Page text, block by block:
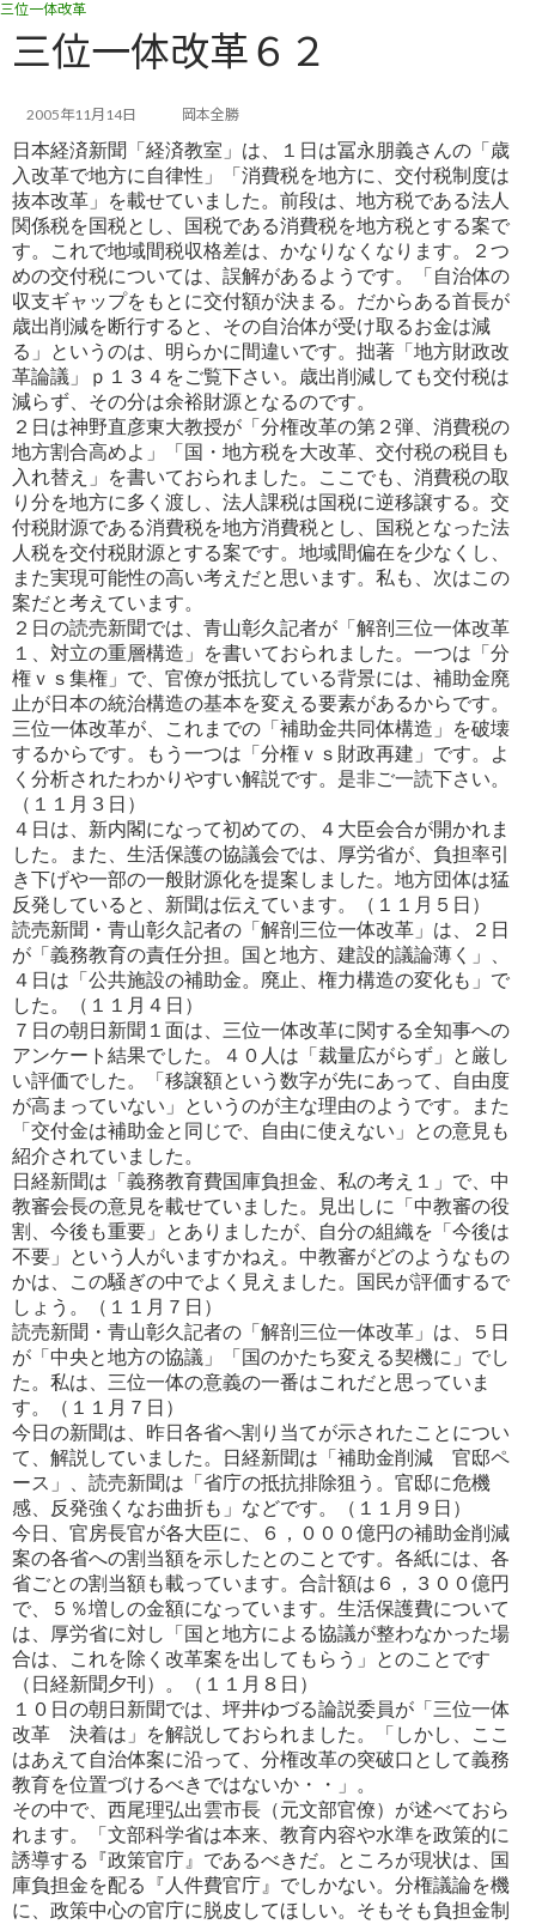
コ
テ
ス
キ
ッ
プ
ナ
ゲ
ン
に
移
動
三位一体改革
三位一体改革６２
2005年11月14日 岡本全勝
日本経済新聞「経済教室」は、１日は冨永朋義さんの「歳
入改革で地方に自律性」「消費税を地方に、交付税制度は
抜本改革」を載せていました。前段は、地方税である法人
関係税を国税とし、国税である消費税を地方税とする案で
す。
これで地域間税収格差は、かなりなくなります。２つ
めの交付税については、誤解があるようです。「自治体の
収支ギャ ップをもとに交付額が決まる。だからある首長が
歳出削減を断行すると、その自治体が受け取るお金は減
る」というのは、明らかに間違いです。拙著「地方財政改
革論議」ｐ１３４をご覧下さい。歳出削減しても交付税は
減らず、その分は余裕財源となるのです。
２日は神野直彦東大教授が「分権改革の第２弾、消費税の
地方割合高めよ」「国・地方税を大改革、交付税の税目も
入れ替え」を書いておられました。ここでも、消費税の取
り分を地方に多く渡し、法人課税は国税に逆移譲する。交
付税財源である消費税を地方消費税とし、国税となった法
人税を交付税財源とする案です。地域間偏在を少なくし、
また実現可能性の高い考えだと思います。私も、次はこの
案だと考えています。
２日の読売新聞では、青山彰久記者が「解剖三位一体改革
１、対立の重層構造」を書いておられました。一つは「分
権 ｖｓ集権」で、官僚が抵抗している背景には、補助金廃
止が日本の統治構造の基本を変える要素があるからです。
三位一体改革が、これまでの「補助金共同体構造」を破壊
するからです。もう一つは「分権ｖｓ財政再建」です。よ
く分析されたわかりやすい解説です。是非ご一読下さい。
（１１月３日）
４日は、新内閣になって初めての、４大臣会合が開かれま
した。また、生活保護の協議会では、厚労省が、負担率引
き下げや一部の一般財源化を提案しました。地方団体は猛
反発していると、新聞は伝えています。（１１月５日）
読売新聞・青山彰久記者の「解剖三位一体改革」は、２日
が「義務教育の責任分担。国と地方、建設的議論薄く」、
４日 は「公共施設の補助金。廃止、権力構造の変化も」で
した。（１１月４日）
７日の朝日新聞１面は、三位一体改革に関する全知事への
アンケート結果でした。４０人は「裁量広がらず」と厳し
い評価でした。「移譲額という数字が先にあって、自由度
が高まっていない」というのが主な理由のようです。また
「交付金は補助金と同じで、自由に使えない」との意見も
紹介されていました。
日経新聞は「義務教育費国庫負担金、私の考え１」で、中
教審会長の意見を載せていました。見出しに「中教審の役
割、今後も重要」とありましたが、自分の組織を「今後は
不要」という人がいますかねえ。中教審がどのようなもの
かは、この騒ぎの中でよく見えました。国民が評価するで
しょう。（１１月７日）
読売新聞・青山彰久記者の「解剖三位一体改革」は、５日
が「中央と地方の協議」「国のかたち変える契機に」でし
た。 私は、三位一体の意義の一番はこれだと思っていま
す。（１１月７日）
今日の新聞は、昨日各省へ割り当てが示されたことについ
て、解説していました。日経新聞は「補助金削減 官邸ペ
ース」、読売新聞は「省庁の抵抗排除狙う。官邸に危機
感、反発強くなお曲折も」などです。（１１月９日）
今日、官房長官が各大臣に、６，０００億円の補助金削減
案の各省への割当額を示したとのことです。各紙には、各
省ごとの割当額も載っています。合計額は６，３００億円
で、５％増しの金額になっています。生活保護費について
は、厚労省に対し「国と地方による協議が整わなかった場
合は、これを除く改革案を出してもらう」とのことです
（日経新聞夕刊）。（１１月８日）
１０日の朝日新聞では、坪井ゆづる論説委員が「三位一体
改革 決着は」を解説しておられました。「しかし、ここ
はあ えて自治体案に沿って、分権改革の突破口として義務
教育を位置づけるべきではないか・・」。
その中で、西尾理弘出雲市長（元文部官僚）が述べておら
れます。「文部科学省は本来、教育内容や水準を政策的に
誘導する『政策官庁』であるべきだ。ところが現状は、国
庫負担金を配る『人件費官庁』でしかない。分権議論を機
に、 政策中心の官庁に脱皮してほしい。そもそも負担金制